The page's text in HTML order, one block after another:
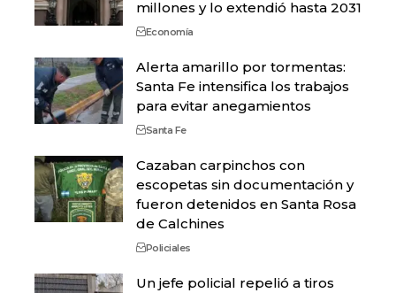
millones y lo extendió hasta 2031
Economía
Alerta amarillo por tormentas:
Santa Fe intensifica los trabajos
para evitar anegamientos
Santa Fe
Cazaban carpinchos con
escopetas sin documentación y
fueron detenidos en Santa Rosa
de Calchines
Policiales
Un jefe policial repelió a tiros